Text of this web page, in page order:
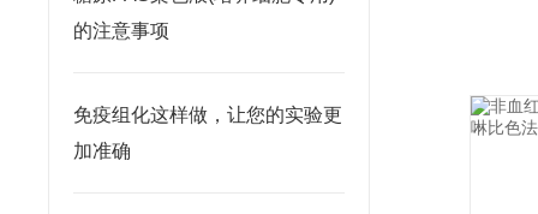
的注意事项
免疫组化这样做，让您的实验更
加准确